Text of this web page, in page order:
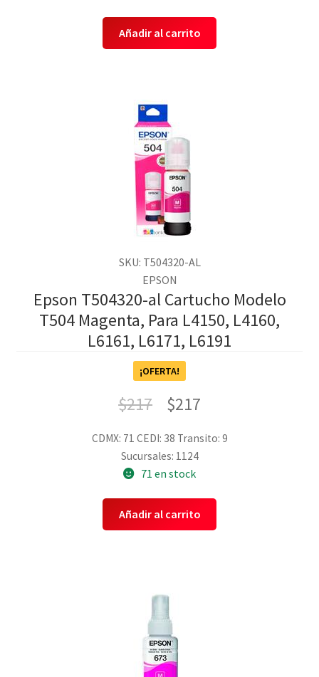
Añadir al carrito
SKU: T504320-AL
EPSON
Epson T504320-al Cartucho Modelo
T504 Magenta, Para L4150, L4160,
L6161, L6171, L6191
¡OFERTA!
$217 $217
CDMX: 71 CEDI: 38 Transito: 9
Sucursales: 1124
71 en stock
Añadir al carrito